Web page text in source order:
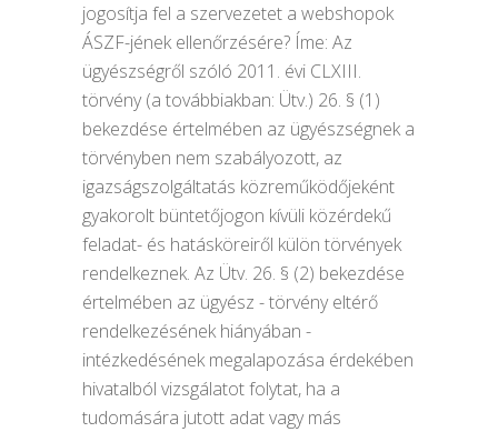
jogosítja fel a szervezetet a webshopok
ÁSZF-jének ellenőrzésére? Íme: Az
ügyészségről szóló 2011. évi CLXIII.
törvény (a továbbiakban: Ütv.) 26. § (1)
bekezdése értelmében az ügyészségnek a
törvényben nem szabályozott, az
igazságszolgáltatás közreműködőjeként
gyakorolt büntetőjogon kívüli közérdekű
feladat- és hatásköreiről külön törvények
rendelkeznek. Az Ütv. 26. § (2) bekezdése
értelmében az ügyész - törvény eltérő
rendelkezésének hiányában -
intézkedésének megalapozása érdekében
hivatalból vizsgálatot folytat, ha a
tudomására jutott adat vagy más